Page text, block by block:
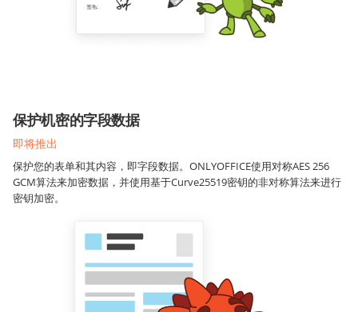
保护机密的字段数据
即将推出
保护您的表单和其内容，即字段数据。ONLYOFFICE使用对称AES 256
GCM算法来加密数据，并使用基于Curve25519密钥的非对称算法来进行
密钥加密。